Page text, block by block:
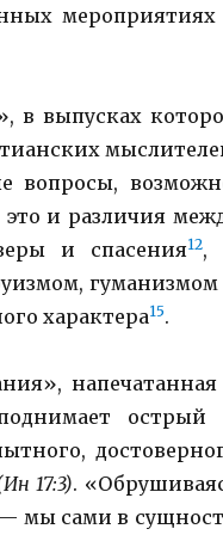
мероприятиях
в выпусках
вопросы,
и различия
и спасения12,
гуманизмом
характера15.
напечатанная
острый
17:3).
мы сами в